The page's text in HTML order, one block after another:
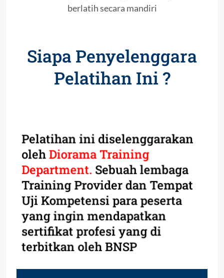
berlatih secara mandiri
Siapa Penyelenggara
Pelatihan Ini ?
Pelatihan ini diselenggarakan
olehDiorama Training
Department. Sebuah lembaga
Training Provider dan Tempat
Uji Kompetensi para peserta
yang ingin mendapatkan
sertifikat profesi yang di
terbitkan oleh BNSP